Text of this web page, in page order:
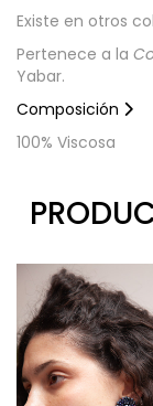
Existe en otros
Pertenece a la
Yabar.
Composición
100% Viscosa